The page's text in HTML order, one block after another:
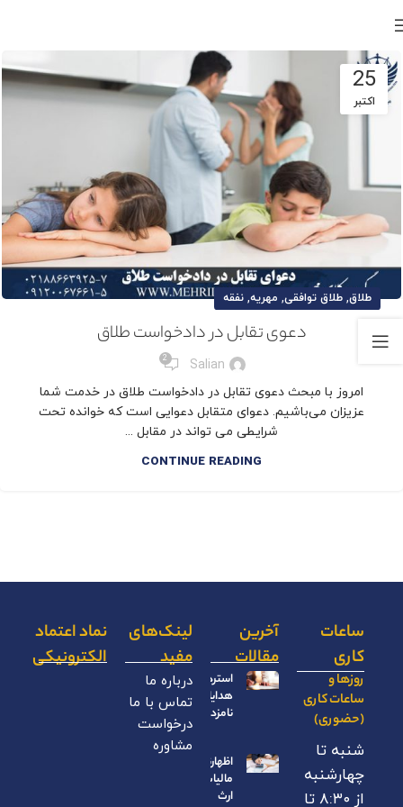
25
اکتبر
طلاق, طلاق توافقی, مهریه, نفقه
دعوی تقابل در دادخواست طلاق
Salian
2
امروز با مبحث دعوی تقابل در دادخواست طلاق در خدمت شما
عزیزان می‌باشیم. دعوای متقابل دعوایی است که خوانده تحت
شرایطی می تواند در مقابل ...
CONTINUE READING
ساعات
کاری
روزها و
ساعات کاری
(حضوری)
شنبه تا
چهارشنبه
از ۸:۳۰ تا
آخرین
مقالات
استرداد
هدایای
نامزدی
اظهارنامه
مالیات بر
ارث
لینک‌های
مفید
درباره ما
تماس با ما
درخواست
مشاوره
نماد اعتماد
الکترونیکی